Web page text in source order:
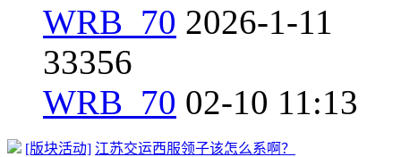
WRB_70 2026-1-11
33356
WRB_70 02-10 11:13
[版块活动] 江苏交运西服领子该怎么系啊？